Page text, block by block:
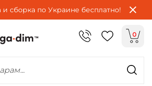
и сборка по Украине бесплатно!
0